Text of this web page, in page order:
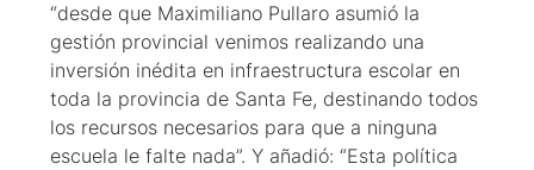
“desde que Maximiliano Pullaro asumió la
gestión provincial venimos realizando una
inversión inédita en infraestructura escolar en
toda la provincia de Santa Fe, destinando todos
los recursos necesarios para que a ninguna
escuela le falte nada”. Y añadió: “Esta política